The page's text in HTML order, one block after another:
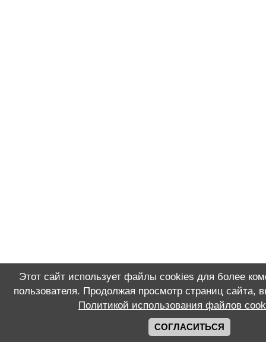
Этот сайт использует файлы cookies для более
пользователя. Продолжая просмотр страниц сайта,
Политикой использования файлов
СОГЛАСИТЬСЯ